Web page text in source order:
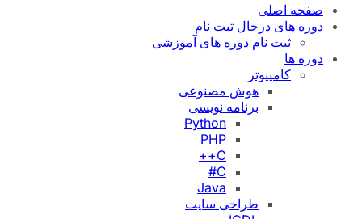
صفحه اصلی
دوره های درحال ثبت نام
ثبت نام دوره های آموزشی
دوره ها
کامپیوتر
هوش مصنوعی
برنامه نویسی
Python
PHP
C++
C#
Java
طراحی سایت